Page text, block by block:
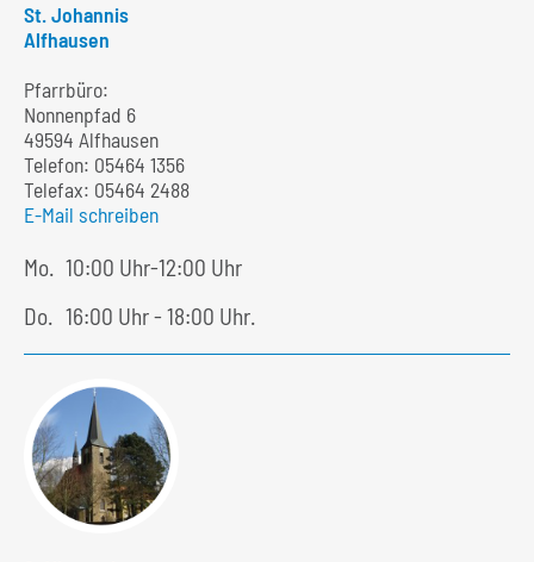
St. Johannis
Alfhausen
Pfarrbüro:
Nonnenpfad 6
49594 Alfhausen
Telefon: 05464 1356
Telefax: 05464 2488
E-Mail schreiben
Mo.
10:00 Uhr-12:00 Uhr
Do.
16:00 Uhr - 18:00 Uhr.